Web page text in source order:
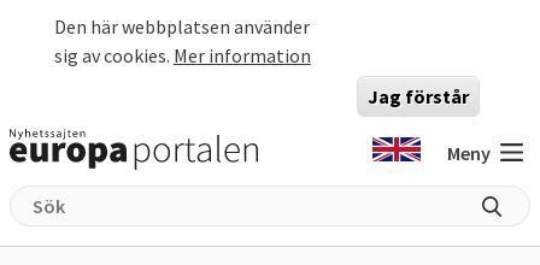
Den här webbplatsen använder
sig av cookies. Mer information
Jag förstår
Meny